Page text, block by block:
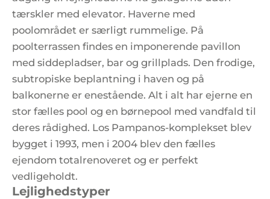
tærskler med elevator. Haverne med
poolområdet er særligt rummelige. På
poolterrassen findes en imponerende pavillon
med siddepladser, bar og grillplads. Den frodige,
subtropiske beplantning i haven og på
balkonerne er enestående. Alt i alt har ejerne en
stor fælles pool og en børnepool med vandfald til
deres rådighed. Los Pampanos-komplekset blev
bygget i 1993, men i 2004 blev den fælles
ejendom totalrenoveret og er perfekt
vedligeholdt.
Lejlighedstyper